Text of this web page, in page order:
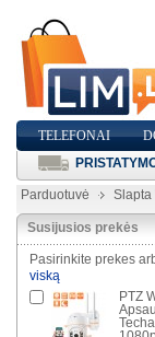
TELEFONAI
Parduotuvė Slapta
Susijusios prekės
Pasirinkite prekes
viską
PTZ